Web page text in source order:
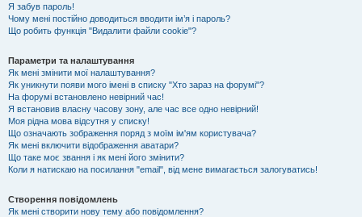
Я забув пароль!
Чому мені постійно доводиться вводити ім’я і пароль?
Що робить функція "Видалити файли cookie"?
Параметри та налаштування
Як мені змінити мої налаштування?
Як уникнути появи мого імені в списку "Хто зараз на форумі"?
На форумі встановлено невірний час!
Я встановив власну часову зону, але час все одно невірний!
Моя рідна мова відсутня у списку!
Що означають зображення поряд з моїм ім'ям користувача?
Як мені включити відображення аватари?
Що таке моє звання і як мені його змінити?
Коли я натискаю на посилання "email", від мене вимагається залогуватись!
Створення повідомлень
Як мені створити нову тему або повідомлення?